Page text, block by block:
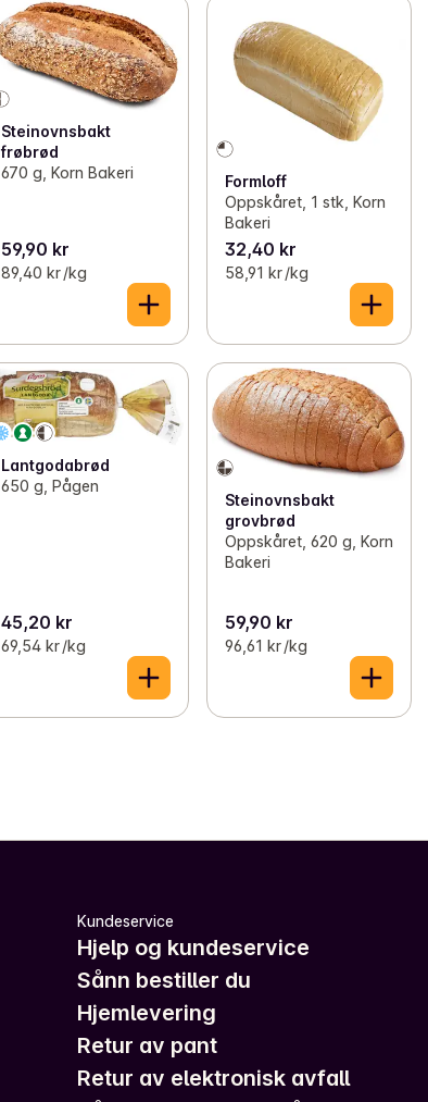
Steinovnsbakt
frøbrød
670 g, Korn Bakeri
59,90 kr
89,40 kr /kg
Formloff
Oppskåret, 1 stk, Korn
Bakeri
32,40 kr
58,91 kr /kg
Lantgodabrød
650 g, Pågen
45,20 kr
69,54 kr /kg
Steinovnsbakt
grovbrød
Oppskåret, 620 g, Korn
Bakeri
59,90 kr
96,61 kr /kg
Kundeservice
Hjelp og kundeservice
Sånn bestiller du
Hjemlevering
Retur av pant
Retur av elektronisk avfall